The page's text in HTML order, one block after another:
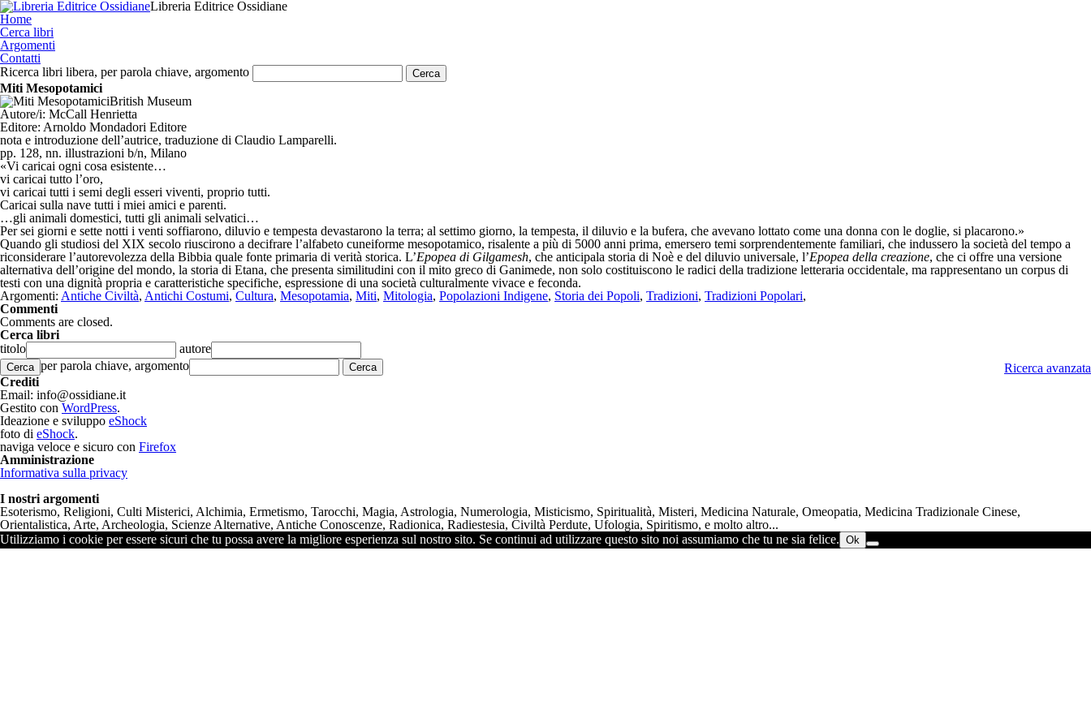
Libreria Editrice Ossidiane
Home
Cerca libri
Argomenti
Contatti
Ricerca libri libera, per parola chiave, argomento
Miti Mesopotamici
British Museum
Autore/i: McCall Henrietta
Editore: Arnoldo Mondadori Editore
nota e introduzione dell’autrice, traduzione di Claudio Lamparelli.
pp. 128, nn. illustrazioni b/n, Milano
«Vi caricai ogni cosa esistente…
vi caricai tutto l’oro,
vi caricai tutti i semi degli esseri viventi, proprio tutti.
Caricai sulla nave tutti i miei amici e parenti.
…gli animali domestici, tutti gli animali selvatici…
Per sei giorni e sette notti i venti soffiarono, diluvio e tempesta devastarono la terra; al settimo giorno, la tempesta, il diluvio e la bufera, che avevano lottato come una donna con le doglie, si placarono.»
Quando gli studiosi del XIX secolo riuscirono a decifrare l’alfabeto cuneiforme mesopotamico, risalente a più di 5000 anni prima, emersero temi sorprendentemente familiari, che indussero la società del tempo a
riconsiderare l’autorevolezza della Bibbia quale fonte primaria di verità storica. L’Epopea di Gilgamesh, che anticipala storia di Noè e del diluvio universale, l’Epopea della creazione, che ci offre una versione
alternativa dell’origine del mondo, la storia di Etana, che presenta similitudini con il mito greco di Ganimede, non solo costituiscono le radici della tradizione letteraria occidentale, ma rappresentano un corpus di
testi con una dignità propria e caratteristiche specifiche, espressione di una società culturalmente vivace e feconda.
Argomenti: Antiche Civiltà, Antichi Costumi, Cultura, Mesopotamia, Miti, Mitologia, Popolazioni Indigene, Storia dei Popoli, Tradizioni, Tradizioni Popolari,
Commenti
Comments are closed.
Cerca libri
titolo
autore
Cerca Ricerca avanzata
per parola chiave, argomento
Crediti
Email: info@ossidiane.it
Gestito con WordPress.
Ideazione e sviluppo eShock
foto di eShock.
naviga veloce e sicuro con Firefox
Amministrazione
Informativa sulla privacy
I nostri argomenti
Esoterismo, Religioni, Culti Misterici, Alchimia, Ermetismo, Tarocchi, Magia, Astrologia, Numerologia, Misticismo, Spiritualità, Misteri, Medicina Naturale, Omeopatia, Medicina Tradizionale Cinese,
Orientalistica, Arte, Archeologia, Scienze Alternative, Antiche Conoscenze, Radionica, Radiestesia, Civiltà Perdute, Ufologia, Spiritismo, e molto altro...
Utilizziamo i cookie per essere sicuri che tu possa avere la migliore esperienza sul nostro sito. Se continui ad utilizzare questo sito noi assumiamo che tu ne sia felice. Ok